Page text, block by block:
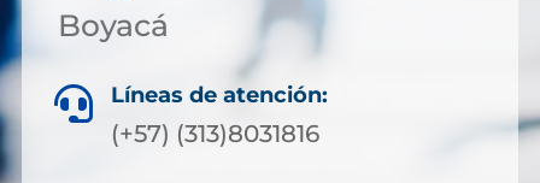
Boyacá
 Líneas de atención:
(+57) (313)8031816